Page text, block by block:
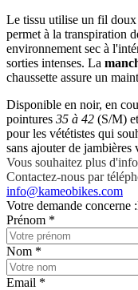
Le tissu utilise un fil doux
permet à la transpiration
environnement sec à
sorties intenses. La
chaussette assure un
Disponible en noir, en
pointures 35 à 42 (S/M) et
pour les vététistes qui
sans ajouter de jambières
Vous souhaitez plus
Contactez-nous par
info@kameobikes.com
Votre demande concerne :
Prénom *
Nom *
Email *